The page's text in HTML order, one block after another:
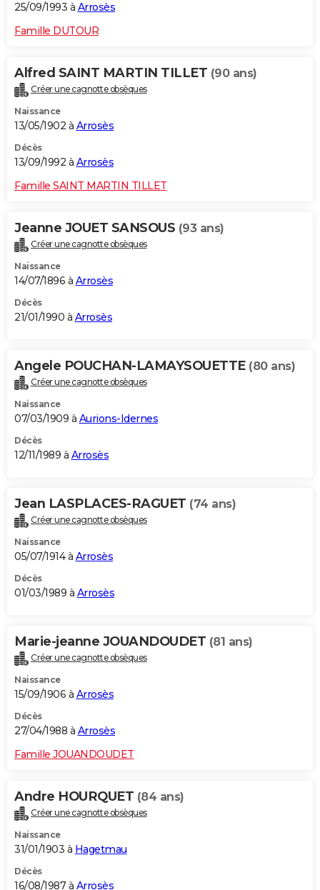
25/09/1993 à Arrosès
Famille DUTOUR
Alfred SAINT MARTIN TILLET (90 ans)
Créer une cagnotte obsèques
Naissance
13/05/1902 à Arrosès
Décès
13/09/1992 à Arrosès
Famille SAINT MARTIN TILLET
Jeanne JOUET SANSOUS (93 ans)
Créer une cagnotte obsèques
Naissance
14/07/1896 à Arrosès
Décès
21/01/1990 à Arrosès
Angele POUCHAN-LAMAYSOUETTE (80 ans)
Créer une cagnotte obsèques
Naissance
07/03/1909 à Aurions-Idernes
Décès
12/11/1989 à Arrosès
Jean LASPLACES-RAGUET (74 ans)
Créer une cagnotte obsèques
Naissance
05/07/1914 à Arrosès
Décès
01/03/1989 à Arrosès
Marie-jeanne JOUANDOUDET (81 ans)
Créer une cagnotte obsèques
Naissance
15/09/1906 à Arrosès
Décès
27/04/1988 à Arrosès
Famille JOUANDOUDET
Andre HOURQUET (84 ans)
Créer une cagnotte obsèques
Naissance
31/01/1903 à Hagetmau
Décès
16/08/1987 à Arrosès